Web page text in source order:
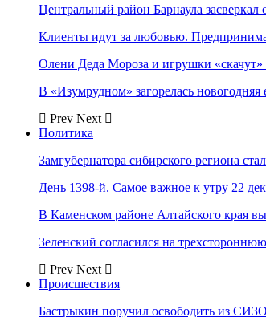
Центральный район Барнаула
Клиенты идут за любовью.
Олени Деда Мороза и игрушки
В «Изумрудном» загорелась
Prev Next
Политика
Замгубернатора сибирского региона
День 1398-й. Самое важное к утру 22
В Каменском районе Алтайского края
Зеленский согласился на
Prev Next
Происшествия
Бастрыкин поручил освободить из